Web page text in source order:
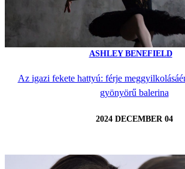
ASHLEY BENEFIELD
Az igazi fekete hattyú: férje
gyönyörű balerina
2024 DECEMBER 04